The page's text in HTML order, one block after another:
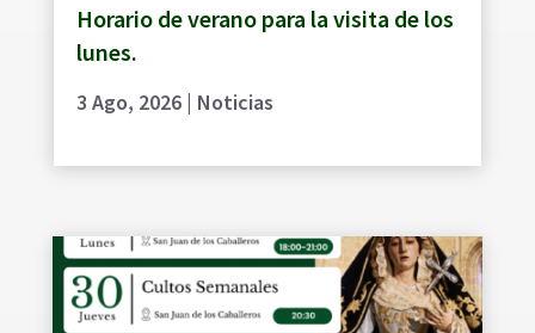
Horario de verano para la visita de los
lunes.
3 Ago, 2026| Noticias